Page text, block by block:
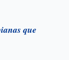
que